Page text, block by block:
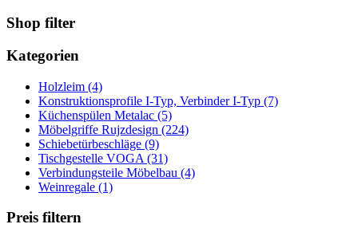
Shop filter
Kategorien
Holzleim (4)
Konstruktionsprofile I-Typ, Verbinder I-Typ (7)
Küchenspülen Metalac (5)
Möbelgriffe Rujzdesign (224)
Schiebetürbeschläge (9)
Tischgestelle VOGA (31)
Verbindungsteile Möbelbau (4)
Weinregale (1)
Preis filtern